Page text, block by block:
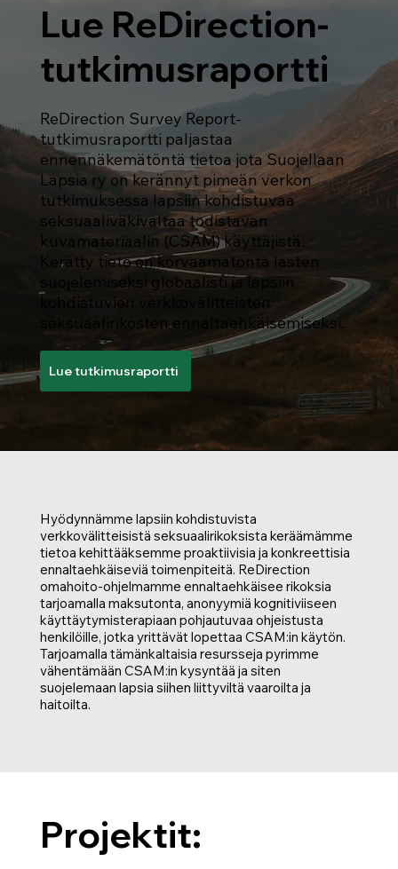
Hyödynnämme lapsiin kohdistuvista
verkkovälitteisistä seksuaalirikoksista keräämämme
tietoa kehittääksemme proaktiivisia ja konkreettisia
ennaltaehkäiseviä toimenpiteitä. ReDirection
omahoito-ohjelmamme ennaltaehkäisee rikoksia
tarjoamalla maksutonta, anonyymiä kognitiviiseen
käyttäytymisterapiaan pohjautuvaa ohjeistusta
henkilöille, jotka yrittävät lopettaa CSAM:in käytön.
Tarjoamalla tämänkaltaisia resursseja pyrimme
vähentämään CSAM:in kysyntää ja siten
suojelemaan lapsia siihen liittyviltä vaaroilta ja
haitoilta.
Projektit:
Lue ReDirection-
tutkimusraportti
ReDirection Survey Report-
tutkimusraportti paljastaa
ennennäkemätöntä tietoa jota Suojellaan
Lapsia ry on kerännyt pimeän verkon
tutkimuksessa lapsiin kohdistuvaa
seksuaaliväkivaltaa todistavan
kuvamateriaalin (CSAM) käyttäjistä.
Kerätty tieto on korvaamatonta lasten
suojelemiseksi globaalisti ja lapsiin
kohdistuvien verkkovälitteisten
seksuaalirikosten ennaltaehkäisemiseksi.
Lue tutkimusraportti